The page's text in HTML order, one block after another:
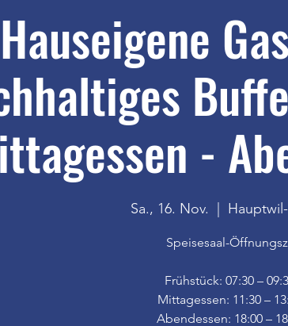
Hauseigene
-
Sa., 16. Nov.
  |
Speisesaal-
Frühstück: 07:30 –
Mittagessen: 11:30 –